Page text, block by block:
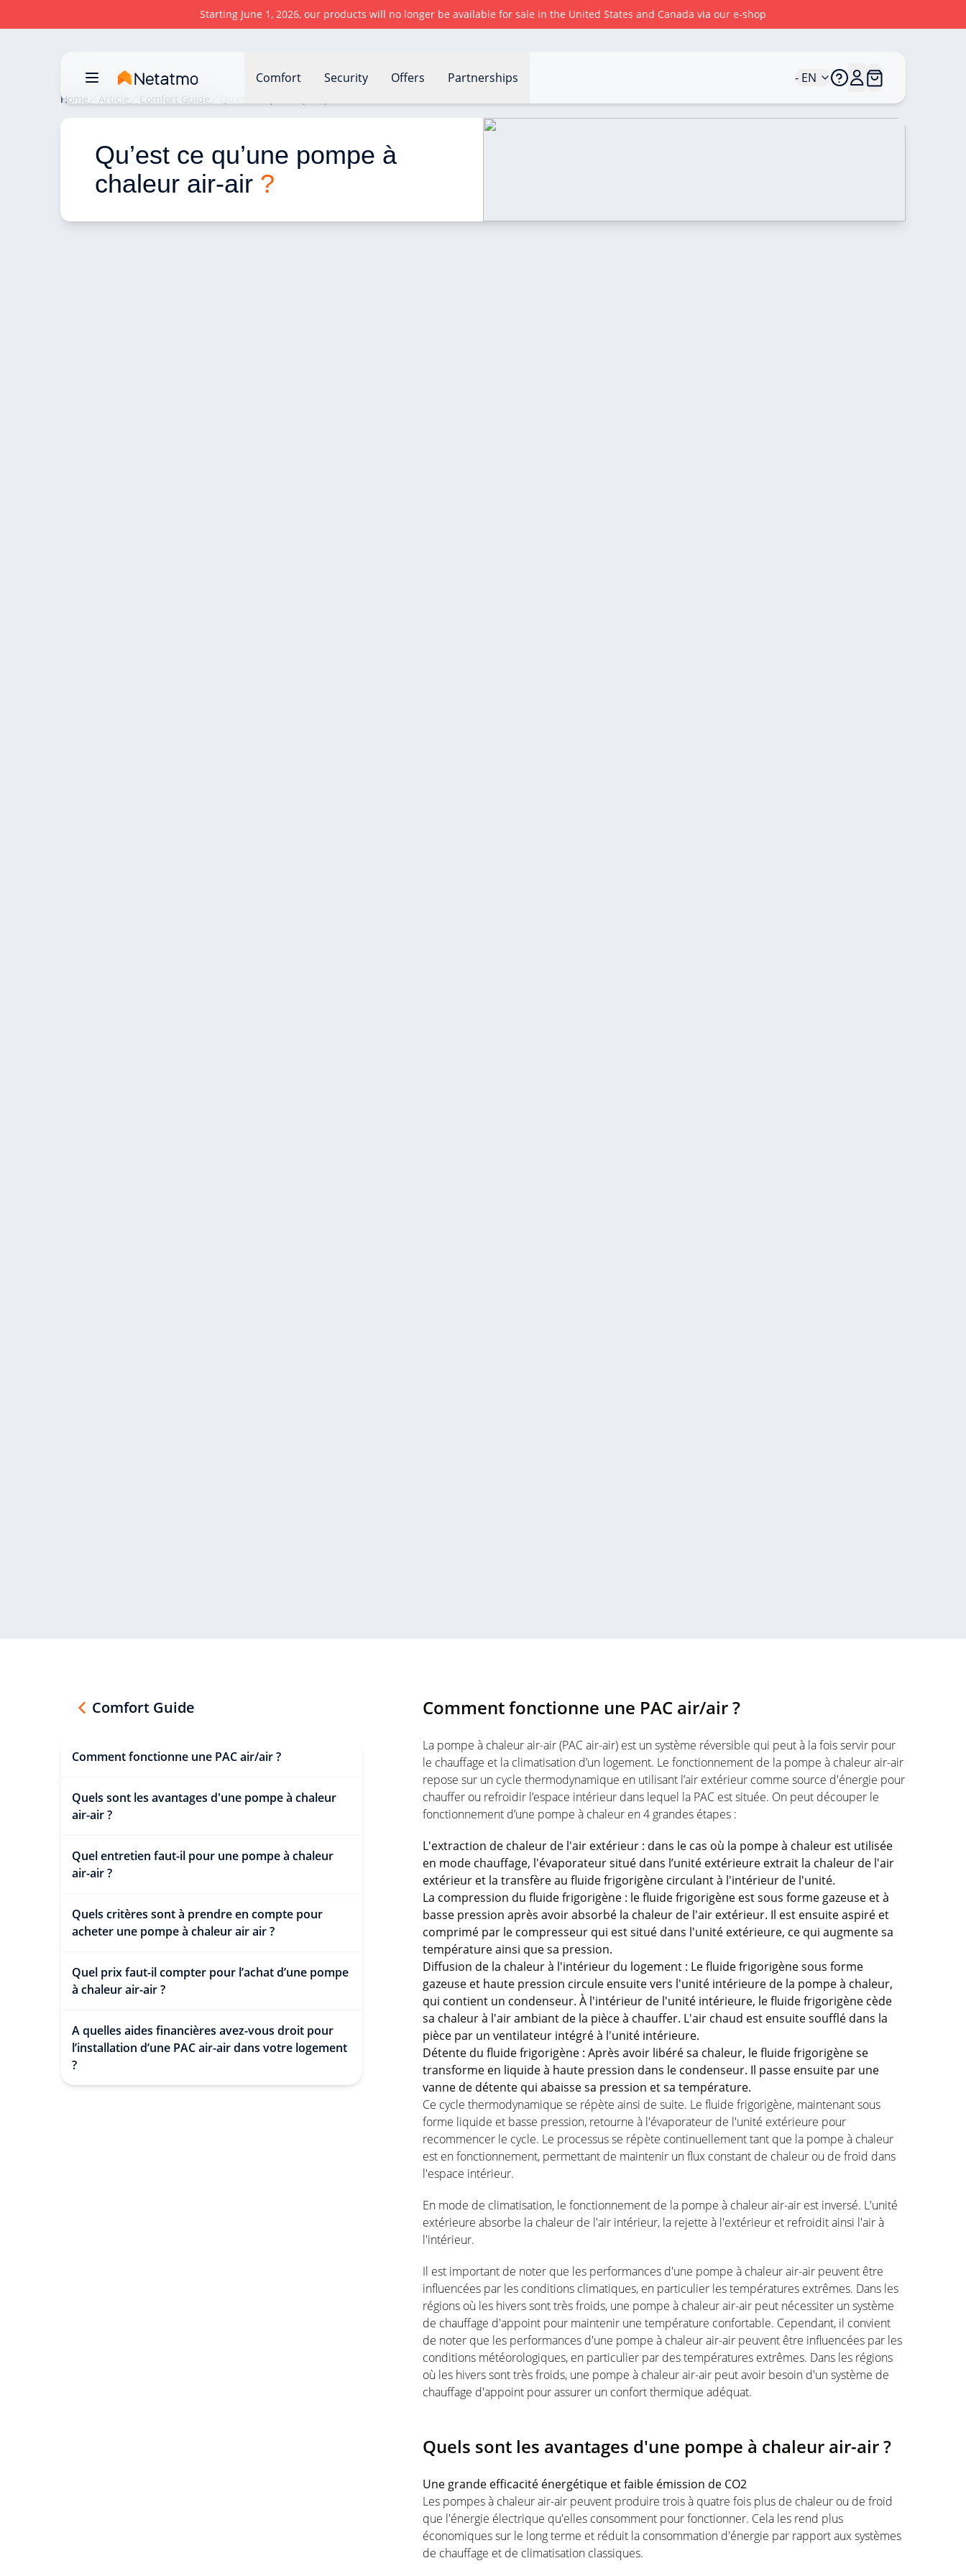
Starting June 1, 2026, our products will no longer be available for sale in the United States and Canada via our e-shop
Comfort Security Offers Partnerships - EN
Home Article Comfort Guide
Qu’est ce qu’une pompe à
chaleur air-air ?
Comfort Guide
Comment fonctionne une PAC air/air ?
Quels sont les avantages d'une pompe à chaleur
air-air ?
Quel entretien faut-il pour une pompe à chaleur
air-air ?
Quels critères sont à prendre en compte pour
acheter une pompe à chaleur air air ?
Quel prix faut-il compter pour l’achat d’une pompe
à chaleur air-air ?
A quelles aides financières avez-vous droit pour
l’installation d’une PAC air-air dans votre logement
?
Comment fonctionne une PAC air/air ?
La pompe à chaleur air-air (PAC air-air) est un système réversible qui peut à la fois servir pour
le chauffage et la climatisation d’un logement. Le fonctionnement de la pompe à chaleur air-air
repose sur un cycle thermodynamique en utilisant l’air extérieur comme source d'énergie pour
chauffer ou refroidir l’espace intérieur dans lequel la PAC est située. On peut découper le
fonctionnement d’une pompe à chaleur en 4 grandes étapes :
L'extraction de chaleur de l'air extérieur : dans le cas où la pompe à chaleur est utilisée
en mode chauffage, l'évaporateur situé dans l’unité extérieure extrait la chaleur de l'air
extérieur et la transfère au fluide frigorigène circulant à l'intérieur de l'unité.
La compression du fluide frigorigène : le fluide frigorigène est sous forme gazeuse et à
basse pression après avoir absorbé la chaleur de l'air extérieur. Il est ensuite aspiré et
comprimé par le compresseur qui est situé dans l'unité extérieure, ce qui augmente sa
température ainsi que sa pression.
Diffusion de la chaleur à l'intérieur du logement : Le fluide frigorigène sous forme
gazeuse et haute pression circule ensuite vers l'unité intérieure de la pompe à chaleur,
qui contient un condenseur. À l'intérieur de l'unité intérieure, le fluide frigorigène cède
sa chaleur à l'air ambiant de la pièce à chauffer. L'air chaud est ensuite soufflé dans la
pièce par un ventilateur intégré à l'unité intérieure.
Détente du fluide frigorigène : Après avoir libéré sa chaleur, le fluide frigorigène se
transforme en liquide à haute pression dans le condenseur. Il passe ensuite par une
vanne de détente qui abaisse sa pression et sa température.
Ce cycle thermodynamique se répète ainsi de suite. Le fluide frigorigène, maintenant sous
forme liquide et basse pression, retourne à l'évaporateur de l'unité extérieure pour
recommencer le cycle. Le processus se répète continuellement tant que la pompe à chaleur
est en fonctionnement, permettant de maintenir un flux constant de chaleur ou de froid dans
l'espace intérieur.
En mode de climatisation, le fonctionnement de la pompe à chaleur air-air est inversé. L'unité
extérieure absorbe la chaleur de l'air intérieur, la rejette à l'extérieur et refroidit ainsi l'air à
l'intérieur.
Il est important de noter que les performances d'une pompe à chaleur air-air peuvent être
influencées par les conditions climatiques, en particulier les températures extrêmes. Dans les
régions où les hivers sont très froids, une pompe à chaleur air-air peut nécessiter un système
de chauffage d'appoint pour maintenir une température confortable. Cependant, il convient
de noter que les performances d'une pompe à chaleur air-air peuvent être influencées par les
conditions météorologiques, en particulier par des températures extrêmes. Dans les régions
où les hivers sont très froids, une pompe à chaleur air-air peut avoir besoin d'un système de
chauffage d'appoint pour assurer un confort thermique adéquat.
Quels sont les avantages d'une pompe à chaleur air-air ?
Une grande efficacité énergétique et faible émission de CO2
Les pompes à chaleur air-air peuvent produire trois à quatre fois plus de chaleur ou de froid
que l'énergie électrique qu'elles consomment pour fonctionner. Cela les rend plus
économiques sur le long terme et réduit la consommation d'énergie par rapport aux systèmes
de chauffage et de climatisation classiques.